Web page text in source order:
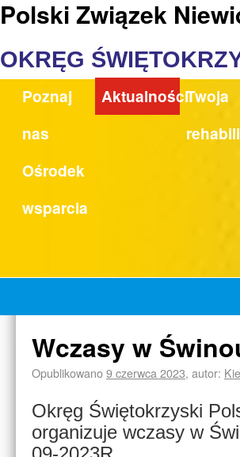
Polski Związek
OKRĘG
Poznaj
nas
AktualnościTwoja
Ośrodek
wsparcia
Wczasy w
Opublikowano9 czerwca 2023, autor:
Okręg Świętokrzyski
organizuje wczasy w